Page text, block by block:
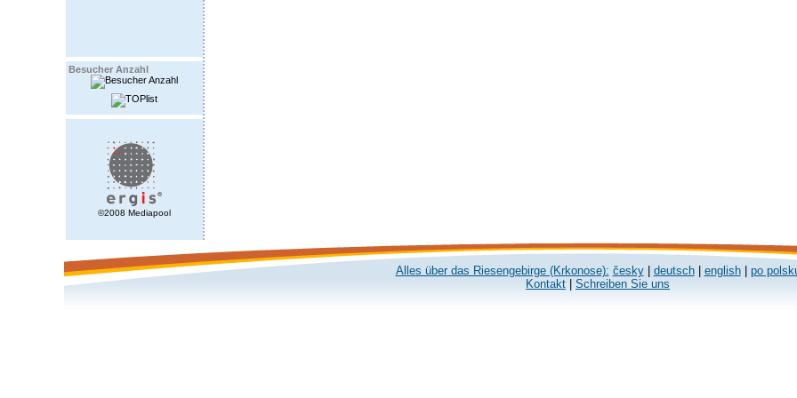
Besucher Anzahl
©2008 Mediapool
Alles über das Riesengebirge (Krkonose): česky| deutsch| english| po
Kontakt
Schreiben Sie uns